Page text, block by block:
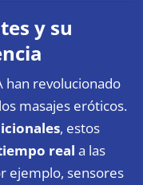
y su
han revolucionado
masajes eróticos.
, estos
real a las
ejemplo, sensores